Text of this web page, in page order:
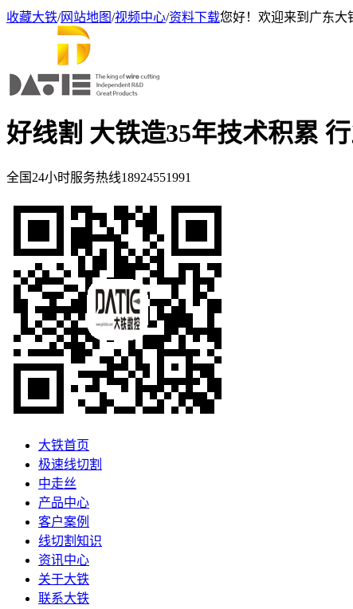
收藏大铁/网站地图/视频中心/资料下载您好！欢迎来到广东大
好线割 大铁造35年技术积累
全国24小时服务热线18924551991
大铁首页
极速线切割
中走丝
产品中心
客户案例
线切割知识
资讯中心
关于大铁
联系大铁